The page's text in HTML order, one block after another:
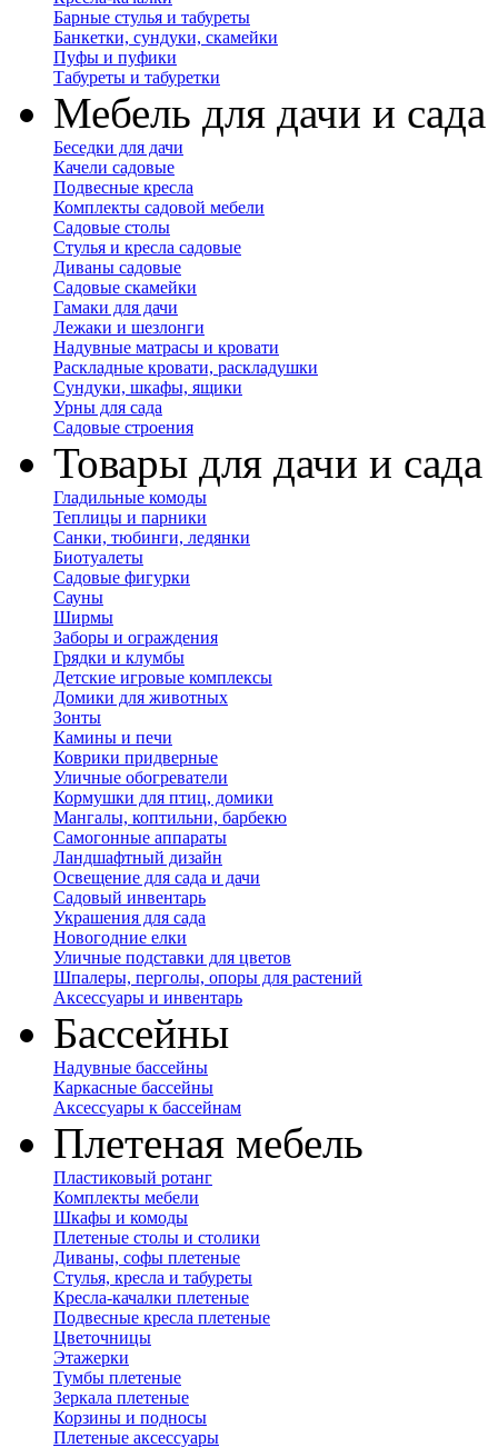
Барные стулья и табуреты
Банкетки, сундуки, скамейки
Пуфы и пуфики
Табуреты и табуретки
Мебель для дачи и сада
Беседки для дачи
Качели садовые
Подвесные кресла
Комплекты садовой мебели
Садовые столы
Стулья и кресла садовые
Диваны садовые
Садовые скамейки
Гамаки для дачи
Лежаки и шезлонги
Надувные матрасы и кровати
Раскладные кровати, раскладушки
Сундуки, шкафы, ящики
Урны для сада
Садовые строения
Товары для дачи и сада
Гладильные комоды
Теплицы и парники
Санки, тюбинги, ледянки
Биотуалеты
Садовые фигурки
Сауны
Ширмы
Заборы и ограждения
Грядки и клумбы
Детские игровые комплексы
Домики для животных
Зонты
Камины и печи
Коврики придверные
Уличные обогреватели
Кормушки для птиц, домики
Мангалы, коптильни, барбекю
Самогонные аппараты
Ландшафтный дизайн
Освещение для сада и дачи
Садовый инвентарь
Украшения для сада
Новогодние елки
Уличные подставки для цветов
Шпалеры, перголы, опоры для растений
Аксессуары и инвентарь
Бассейны
Надувные бассейны
Каркасные бассейны
Аксессуары к бассейнам
Плетеная мебель
Пластиковый ротанг
Комплекты мебели
Шкафы и комоды
Плетеные столы и столики
Диваны, софы плетеные
Стулья, кресла и табуреты
Кресла-качалки плетеные
Подвесные кресла плетеные
Цветочницы
Этажерки
Тумбы плетеные
Зеркала плетеные
Корзины и подносы
Плетеные аксессуары